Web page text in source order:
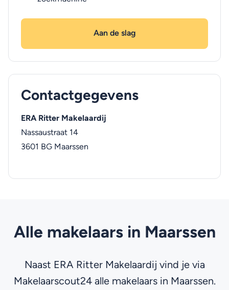
Aan de slag
Contactgegevens
ERA Ritter Makelaardij
Nassaustraat 14
3601 BG Maarssen
Alle makelaars in Maarssen
Naast ERA Ritter Makelaardij vind je via
Makelaarscout24 alle makelaars in Maarssen.